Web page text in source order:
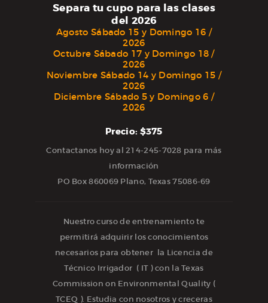
Separa tu cupo para las clases
del 2026
Agosto Sábado 15 y Domingo 16 /
2026
Octubre Sábado 17 y Domingo 18 /
2026
Noviembre Sábado 14 y Domingo 15 /
2026
Diciembre Sábado 5 y Domingo 6 /
2026
Precio: $375
Contactanos hoy al 214-245-7028 para más
información
PO Box 860069 Plano, Texas 75086-69
Nuestro curso de entrenamiento te
permitirá adquirir los conocimientos
necesarios para obtener la Licencia de
Técnico Irrigador ( IT ) con la Texas
Commission on Environmental Quality (
TCEQ ). Estudia con nosotros y creceras